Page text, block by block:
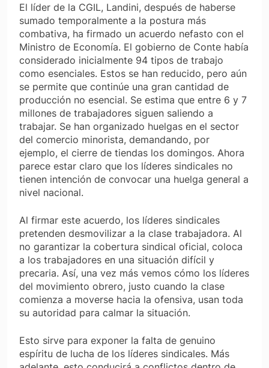
El líder de la CGIL, Landini, después de haberse
sumado temporalmente a la postura más
combativa, ha firmado un acuerdo nefasto con el
Ministro de Economía. El gobierno de Conte había
considerado inicialmente 94 tipos de trabajo
como esenciales. Estos se han reducido, pero aún
se permite que continúe una gran cantidad de
producción no esencial. Se estima que entre 6 y 7
millones de trabajadores siguen saliendo a
trabajar. Se han organizado huelgas en el sector
del comercio minorista, demandando, por
ejemplo, el cierre de tiendas los domingos. Ahora
parece estar claro que los líderes sindicales no
tienen intención de convocar una huelga general a
nivel nacional.
Al firmar este acuerdo, los líderes sindicales
pretenden desmovilizar a la clase trabajadora. Al
no garantizar la cobertura sindical oficial, coloca
a los trabajadores en una situación difícil y
precaria. Así, una vez más vemos cómo los líderes
del movimiento obrero, justo cuando la clase
comienza a moverse hacia la ofensiva, usan toda
su autoridad para calmar la situación.
Esto sirve para exponer la falta de genuino
espíritu de lucha de los líderes sindicales. Más